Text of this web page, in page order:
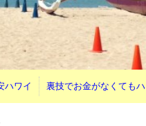
ハワイ 裏技でお金がなくても